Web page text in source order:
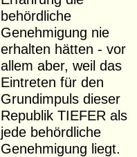
behördliche
Genehmigung nie
erhalten hätten - vor
allem aber, weil das
Eintreten für den
Grundimpuls dieser
Republik TIEFER als
jede behördliche
Genehmigung liegt.